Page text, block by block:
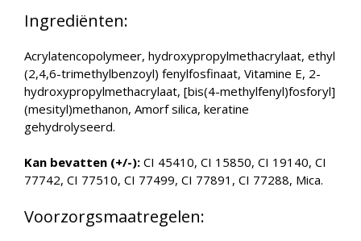
Ingrediënten:
Acrylatencopolymeer, hydroxypropylmethacrylaat, ethyl
(2,4,6-trimethylbenzoyl) fenylfosfinaat, Vitamine E, 2-
hydroxypropylmethacrylaat, [bis(4-methylfenyl)fosforyl]
(mesityl)methanon, Amorf silica, keratine
gehydrolyseerd.
Kan bevatten (+/-): CI 45410, CI 15850, CI 19140, CI
77742, CI 77510, CI 77499, CI 77891, CI 77288, Mica.
Voorzorgsmaatregelen: